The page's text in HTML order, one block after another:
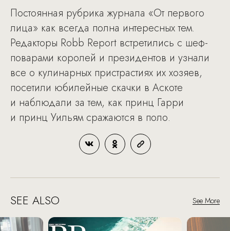
Постоянная рубрика журнала «От первого
лица» как всегда полна интересных тем.
Редакторы Robb Report встретились с шеф-
поварами королей и президентов и узнали
все о кулинарных пристрастиях их хозяев,
посетили юбилейные скачки в Аскоте
и наблюдали за тем, как принц Гарри
и принц Уильям сражаются в поло.
SEE ALSO See More